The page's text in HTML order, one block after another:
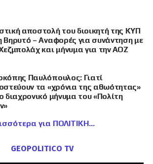
αποστολή του διοικητή της ΚΥΠ
Βηρυτό – Αναφορές για συνάντηση με
και μήνυμα για την ΑΟΖ
Παυλόπουλος: Γιατί
τα «χρόνια της αθωότητας»
διαχρονικό μήνυμα του «Πολίτη
για ΠΟΛΙΤΙΚΗ
GEOPOLITICO TV